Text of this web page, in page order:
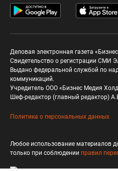
Деловая электронная газета
Свидетельство о регистрации СМИ
Выдано федеральной службой по
коммуникаций.
Учредитель ООО «Бизнес Медия
Шеф-редактор (главный редактор)
Политика о персональных данных
Любое использование материалов
только при соблюдении правил